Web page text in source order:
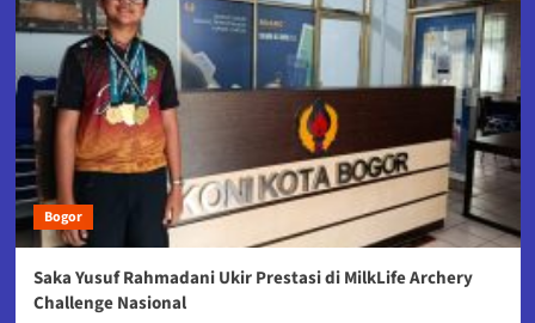
Bogor
Saka Yusuf Rahmadani Ukir Prestasi di MilkLife Archery
Challenge Nasional